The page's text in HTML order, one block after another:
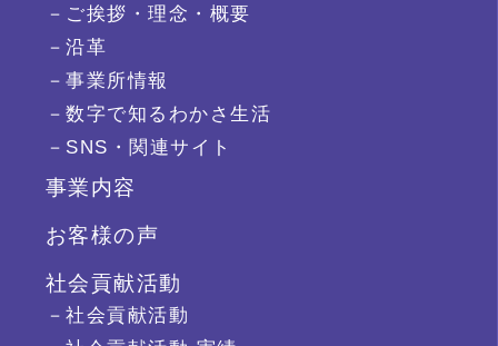
－ご挨拶・理念・概要
－沿革
－事業所情報
－数字で知るわかさ生活
－SNS・関連サイト
事業内容
お客様の声
社会貢献活動
－社会貢献活動